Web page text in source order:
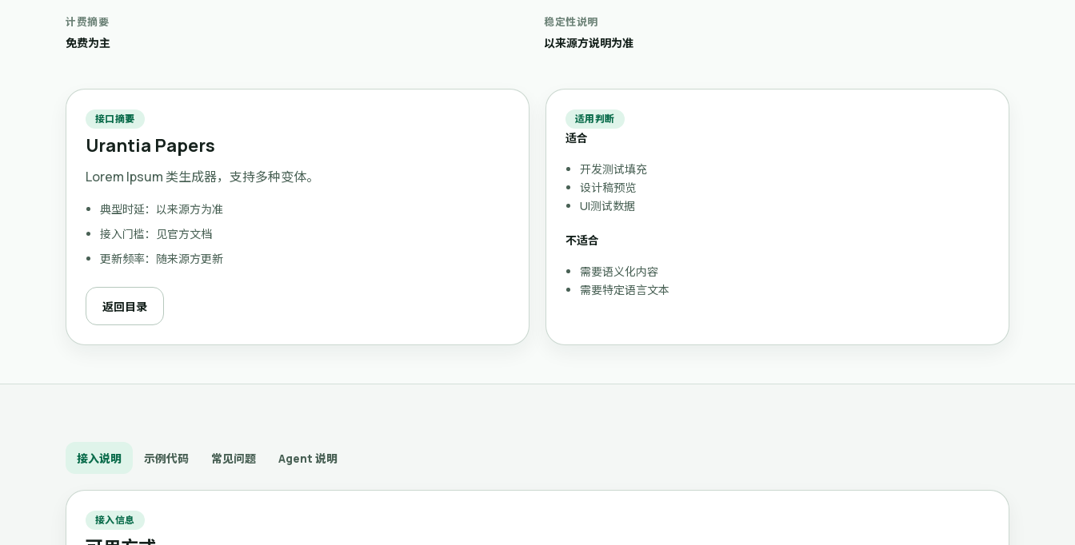
计费摘要
免费为主
稳定性说明
以来源方说明为准
接口摘要
Urantia Papers
Lorem Ipsum 类生成器，支持多种变体。
典型时延：以来源方为准
接入门槛：见官方文档
更新频率：随来源方更新
返回目录
适用判断
适合
开发测试填充
设计稿预览
UI测试数据
不适合
需要语义化内容
需要特定语言文本
接入说明 示例代码 常见问题 Agent 说明
接入信息